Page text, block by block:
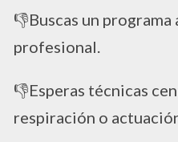
​👎Buscas un
profesional.
​👎Esperas técnicas
respiración o